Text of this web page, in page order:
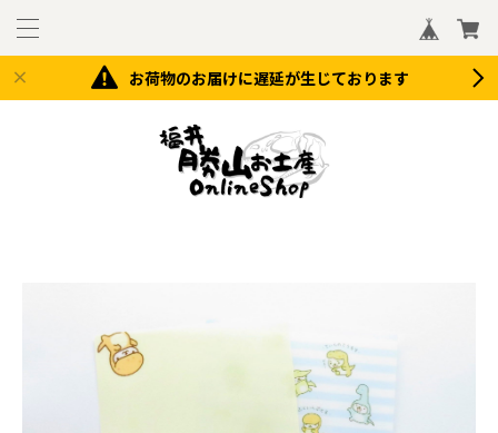
お荷物のお届けに遅延が生じております